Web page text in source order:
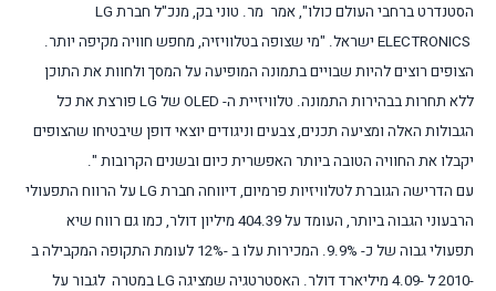
הסטנדרט ברחבי העולם כולו", אמר מר. טוני בק, מנכ"ל חברת LG
ELECTRONICS ישראל. "מי שצופה בטלוויזיה, מחפש חוויה מקיפה יותר.
הצופים רוצים להיות שבויים בתמונה המופיעה על המסך ולחוות את התוכן
ללא תחרות בבהירות התמונה. טלוויזיית ה- OLED של LG פורצת את כל
הגבולות האלה ומציעה תכנים, צבעים וניגודים יוצאי דופן שיבטיחו שהצופים
יקבלו את החוויה הטובה ביותר האפשרית כיום ובשנים הקרובות ".
עם הדרישה הגוברת לטלוויזיות פרמיום, דיווחה חברת LG על הרווח התפעולי
הרבעוני הגבוה ביותר, העומד על 404.39 מיליון דולר, כמו גם רווח שיא
תפעולי גבוה של כ- 9.9%. המכירות עלו ב -12% לעומת התקופה המקבילה ב
-2010 ל -4.09 מיליארד דולר. האסטרטגיה שמציגה
LGבמטרה לגבור על